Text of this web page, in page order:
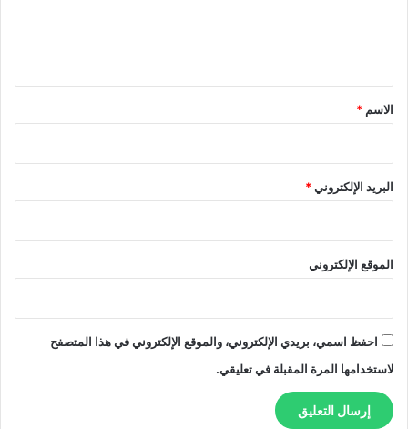
*
الاسم *
البريد الإلكتروني*
الموقع الإلكتروني
احفظ اسمي، بريدي الإلكتروني، والموقع الإلكتروني في هذا المتصفح
لاستخدامها المرة المقبلة في تعليقي.